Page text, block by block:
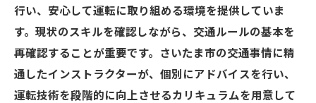
行い、安心して運転に取り組める環境を提供していま
す。現状のスキルを確認しながら、交通ルールの基本を
再確認することが重要です。さいたま市の交通事情に精
通したインストラクターが、個別にアドバイスを行い、
運転技術を段階的に向上させるカリキュラムを用意して